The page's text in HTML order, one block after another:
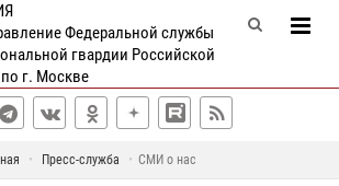
Федеральной службы
гвардии Российской
г. Москве
Пресс-служба СМИ о нас